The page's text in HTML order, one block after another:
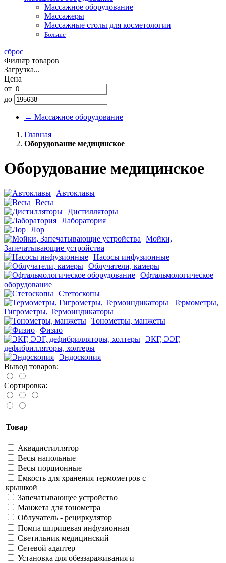
Массажное оборудование
Массажеры
Массажные столы для косметологии
Больше
сброс
Фильтр товаров
Загрузка...
Цена
от
до
← Массажное оборудование
Главная
Оборудование медицинское
Оборудование медицинское
Автоклавы
Весы
Дистилляторы
Лаборатория
Лор
Мойки,
Запечатывающие устройства
Насосы инфузионные
Облучатели, камеры
Офтальмологическое
оборудование
Стетоскопы
Термометры,
Гигрометры, Термоиндикаторы
Тонометры, манжеты
Физио
ЭКГ, ЭЭГ,
дефибрилляторы, холтеры
Эндоскопия
Вывод товаров:
Сортировка:
Товар
Аквадистиллятор
Весы напольные
Весы порционные
Емкость для хранения термометров с
крышкой
Запечатывающее устройство
Манжета для тонометра
Облучатель - рециркулятор
Помпа шприцевая инфузионная
Светильник медицинский
Сетевой адаптер
Установка для обеззараживания и